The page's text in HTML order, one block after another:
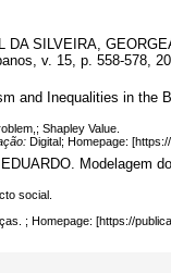
SILVEIRA,
v. 15, p. 558-578,
and Inequalities in
Shapley Value.
Digital; Homepage:
Modelagem
social.
; Homepage: [https://